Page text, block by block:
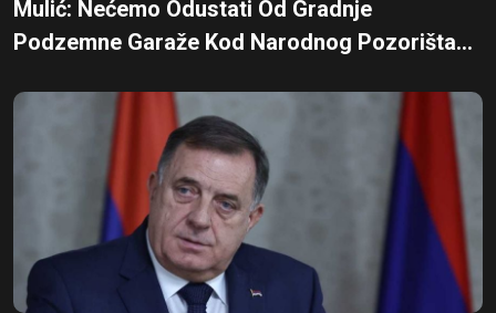
Mulić: Nećemo Odustati Od Gradnje
Podzemne Garaže Kod Narodnog Pozorišta...